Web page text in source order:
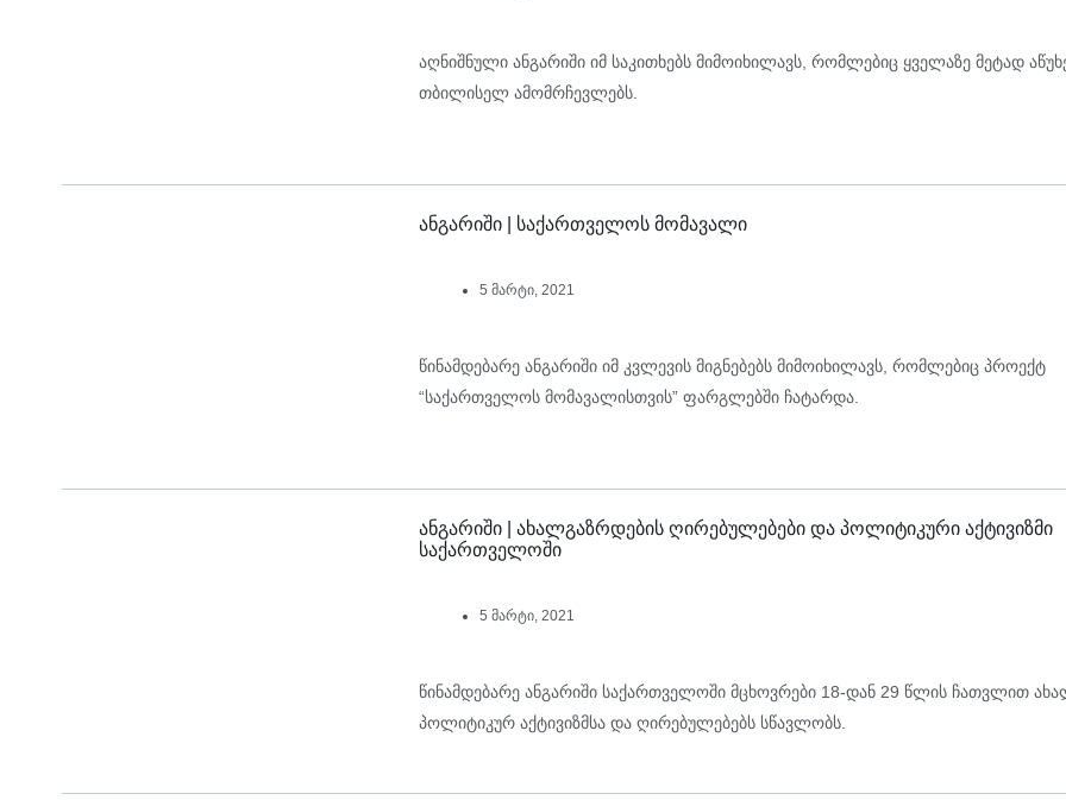
აღნიშნული ანგარიში იმ საკითხებს მიმოიხილავს, რომლებიც ყველაზე მეტად
თბილისელ ამომრჩევლებს.
ანგარიში | საქართველოს მომავალი
5 მარტი, 2021
წინამდებარე ანგარიში იმ კვლევის მიგნებებს მიმოიხილავს, რომლებიც პროექტ
“საქართველოს მომავალისთვის” ფარგლებში ჩატარდა.
ანგარიში | ახალგაზრდების ღირებულებები და პოლიტიკური აქტივიზმი
საქართველოში
5 მარტი, 2021
წინამდებარე ანგარიში საქართველოში მცხოვრები 18-დან 29 წლის ჩათვლით
პოლიტიკურ აქტივიზმსა და ღირებულებებს სწავლობს.